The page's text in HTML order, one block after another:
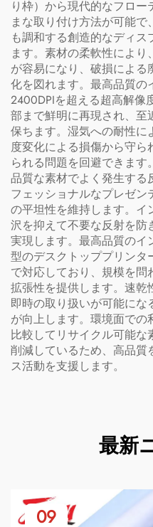
り枠）から現代的なフロ
まな取り付け方法が可能
も調和する創造的なディ
ます。素材の柔軟性によ
が容易になり、破損によ
化を図れます。最高品質の
2400DPIを超える超高解像
部まで鮮明に再現され、至
保ちます。湿気への耐性
度変化による損傷から守
られる問題を回避できま
品質な素材でよく発生する
フェッショナルなプレゼン
の平坦性を維持します。
沢を抑えて不要な反射を防
実現します。最高品質の
型のデスクトッププリンタ
で対応しており、規模を問
拡張性を提供します。速乾
即時の取り扱いが可能に
が向上します。環境面での
比較してリサイクル可能な
削減しているため、高品質
ス活動を支援します。
最新
09